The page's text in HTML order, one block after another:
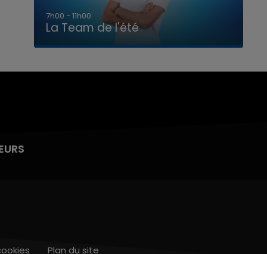
7h00 - 11h00
La Team de l'été
Plan du site